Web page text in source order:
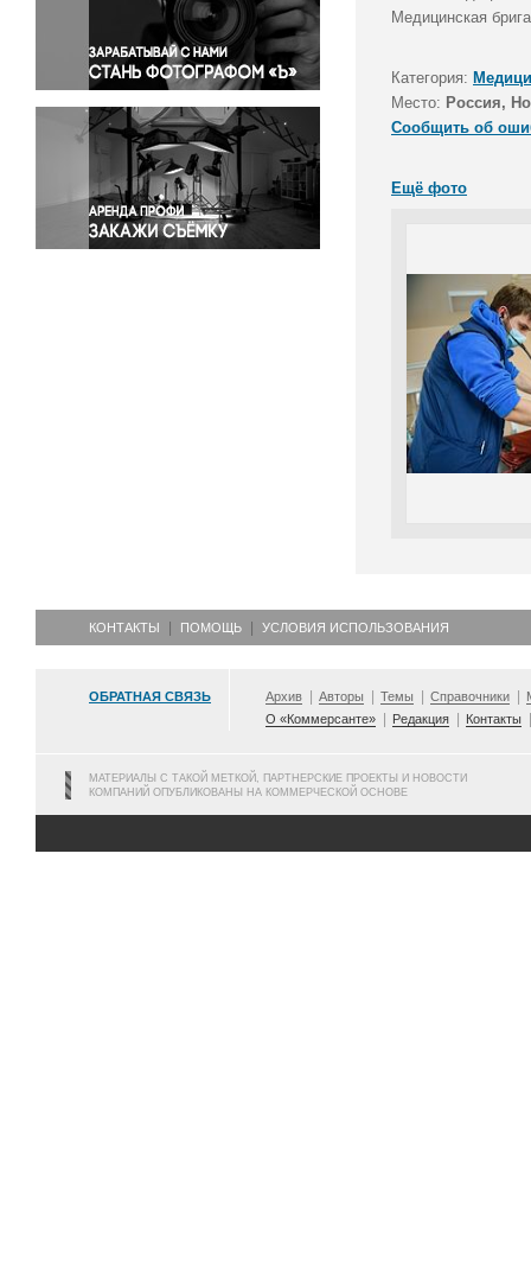
Правосудие
Происшествия и конфликты
Религия
Светская жизнь
Спорт
Экология
Экономика и бизнес
Медицинская
Категория:
Место: Россия,
Сообщить об
Ещё фото
КОНТАКТЫ ПОМОЩЬ УСЛОВИЯ ИСПОЛЬЗОВАНИЯ
ОБРАТНАЯ СВЯЗЬ Архив Авторы Темы Справочники
О «Коммерсанте»
Редакция Контакты
МАТЕРИАЛЫ С ТАКОЙ МЕТКОЙ, ПАРТНЕРСКИЕ ПРОЕКТЫ И НОВОСТИ
КОМПАНИЙ ОПУБЛИКОВАНЫ НА КОММЕРЧЕСКОЙ ОСНОВЕ